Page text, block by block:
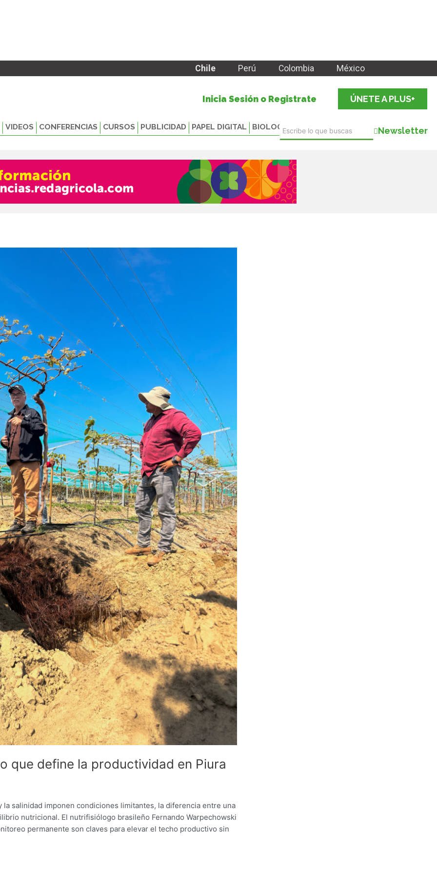
Chile Perú Colombia México
Inicia Sesión o Registrate ÚNETE A PLUS+
VIDEOS CONFERENCIAS CURSOS PUBLICIDAD PAPEL DIGITAL BIOLOGICALS Newsletter
que define la productividad en Piura
salinidad imponen condiciones limitantes, la diferencia entre una
nutricional. El nutrifisiólogo brasileño Fernando Warpechowski
permanente son claves para elevar el techo productivo sin